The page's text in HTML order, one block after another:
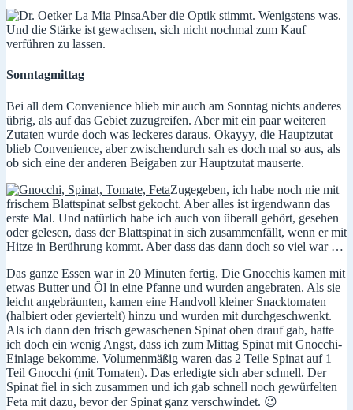
Aber die Optik stimmt. Wenigstens was.
Und die Stärke ist gewachsen, sich nicht nochmal zum Kauf
verführen zu lassen.
Sonntagmittag
Bei all dem Convenience blieb mir auch am Sonntag nichts anderes
übrig, als auf das Gebiet zuzugreifen. Aber mit ein paar weiteren
Zutaten wurde doch was leckeres daraus. Okayyy, die Hauptzutat
blieb Convenience, aber zwischendurch sah es doch mal so aus, als
ob sich eine der anderen Beigaben zur Hauptzutat mauserte.
Zugegeben, ich habe noch nie mit
frischem Blattspinat selbst gekocht. Aber alles ist irgendwann das
erste Mal. Und natürlich habe ich auch von überall gehört, gesehen
oder gelesen, dass der Blattspinat in sich zusammenfällt, wenn er mit
Hitze in Berührung kommt. Aber dass das dann doch so viel war …
Das ganze Essen war in 20 Minuten fertig. Die Gnocchis kamen mit
etwas Butter und Öl in eine Pfanne und wurden angebraten. Als sie
leicht angebräunten, kamen eine Handvoll kleiner Snacktomaten
(halbiert oder geviertelt) hinzu und wurden mit durchgeschwenkt.
Als ich dann den frisch gewaschenen Spinat oben drauf gab, hatte
ich doch ein wenig Angst, dass ich zum Mittag Spinat mit Gnocchi-
Einlage bekomme. Volumenmäßig waren das 2 Teile Spinat auf 1
Teil Gnocchi (mit Tomaten). Das erledigte sich aber schnell. Der
Spinat fiel in sich zusammen und ich gab schnell noch gewürfelten
Feta mit dazu, bevor der Spinat ganz verschwindet. 😉